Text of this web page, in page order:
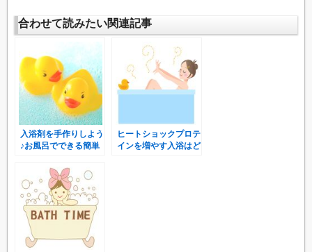
合わせて読みたい関連記事
入浴剤を手作りしよう
♪お風呂でできる簡単
ヒートショックプロテ
インを増やす入浴はど